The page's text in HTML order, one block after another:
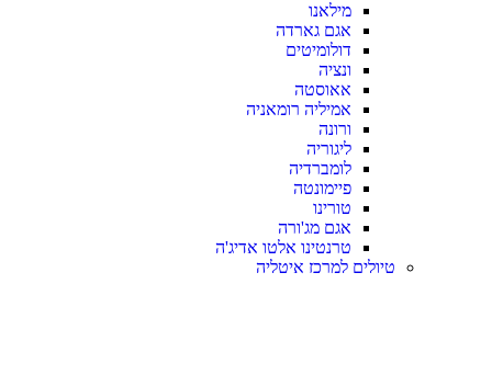
מילאנו
אגם גארדה
דולומיטים
ונציה
אאוסטה
אמיליה רומאניה
ורונה
ליגוריה
לומברדיה
פיימונטה
טורינו
אגם מג'ורה
טרנטינו אלטו אדיג'ה
טיולים למרכז איטליה